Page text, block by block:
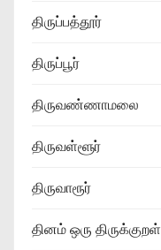
திருப்பத்தூர்
திருப்பூர்
திருவண்ணாமலை
திருவள்ளூர்
திருவாரூர்
தினம் ஒரு திருக்குறள்